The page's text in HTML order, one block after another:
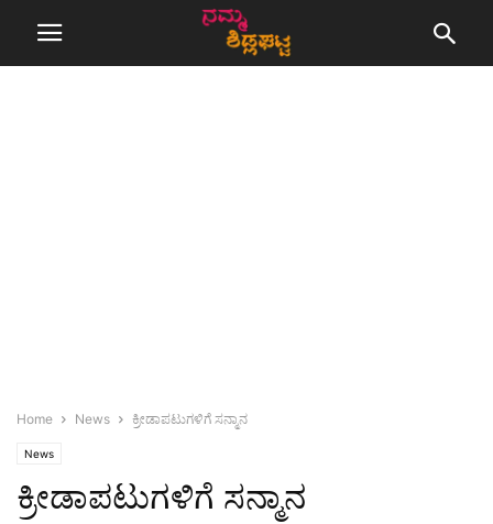
Home News ಕ್ರೀಡಾಪಟುಗಳಿಗೆ ಸನ್ಮಾನ
News
ಕ್ರೀಡಾಪಟುಗಳಿಗೆ ಸನ್ಮಾನ